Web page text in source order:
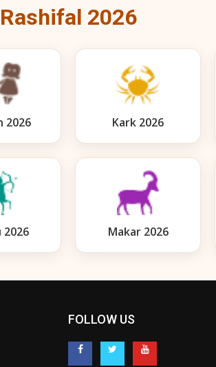
Rashifal 2026
2026 Kark 2026
2026 Makar 2026
FOLLOW US